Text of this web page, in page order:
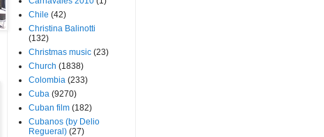
Chile (42)
Christina Balinotti
(132)
Christmas music (23)
Church (1838)
Colombia (233)
Cuba (9270)
Cuban film (182)
Cubanos (by Delio
Regueral) (27)